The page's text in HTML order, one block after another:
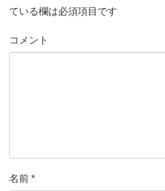
ている欄は必須項目です
コメント
名前 *